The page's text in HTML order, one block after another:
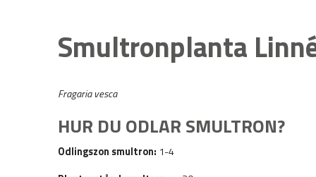
Smultronplanta
Fragaria vesca
HUR DU ODLAR SMULTRON?
Odlingszon smultron: 1-4